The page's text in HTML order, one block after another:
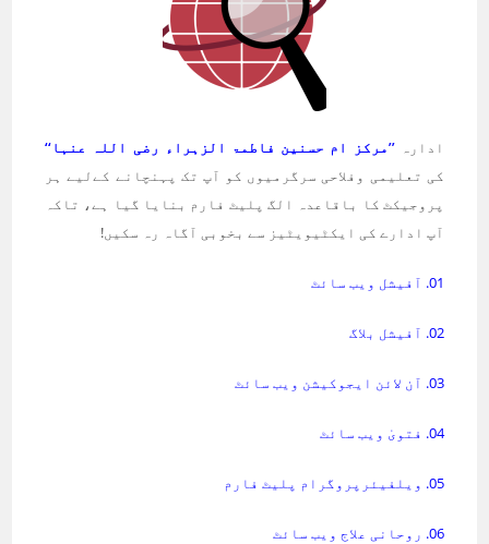
ادارہ’’مرکز ام حسنین فاطمۃ الزہراء رضی اللہ عنہا‘‘
کی تعلیمی وفلاحی سرگرمیوں کو آپ تک پہنچانے کےلیے ہر
پروجیکٹ کا باقاعدہ الگ پلیٹ فارم بنایا گیا ہے، تاکہ
آپ ادارے کی ایکٹیویٹیز سے بخوبی آگاہ رہ سکیں!
01. آفیشل ویب سائٹ
02. آفیشل بلاگ
03. آن لائن ایجوکیشن ویب سائٹ
04. فتویٰ ویب سائٹ
05. ویلفیئرپروگرام پلیٹ فارم
06. روحانی علاج ویب سائٹ